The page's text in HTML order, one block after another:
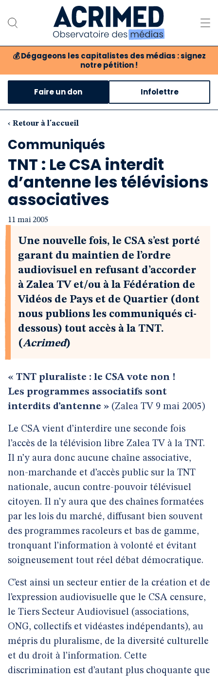
💰 Dégageons les capitalistes des médias : signez
notre pétition !
Notre association
Notre critique des médias
Nos propositions
Notre revue
Boutique
Faire un don Infolettre
‹ Retour à l'accueil
Communiqués
TNT : Le CSA interdit
d’antenne les télévisions
associatives
11 mai 2005
Une nouvelle fois, le CSA s’est porté
garant du maintien de l’ordre
audiovisuel en refusant d’accorder
à Zalea TV et/ou à la Fédération de
Vidéos de Pays et de Quartier (dont
nous publions les communiqués ci-
dessous) tout accès à la TNT.
(Acrimed)
« TNT pluraliste : le CSA vote non !
Les programmes associatifs sont
interdits d’antenne » (Zalea TV 9 mai 2005)
Le CSA vient d’interdire une seconde fois
l’accès de la télévision libre Zalea TV à la TNT.
Il n’y aura donc aucune chaîne associative,
non-marchande et d’accès public sur la TNT
nationale, aucun contre-pouvoir télévisuel
citoyen. Il n’y aura que des chaînes formatées
par les lois du marché, diffusant bien souvent
des programmes racoleurs et bas de gamme,
tronquant l’information à volonté et évitant
soigneusement tout réel débat démocratique.
C’est ainsi un secteur entier de la création et de
l’expression audiovisuelle que le CSA censure,
le Tiers Secteur Audiovisuel (associations,
ONG, collectifs et vidéastes indépendants), au
mépris du pluralisme, de la diversité culturelle
et du droit à l’information. Cette
discrimination est d’autant plus choquante que